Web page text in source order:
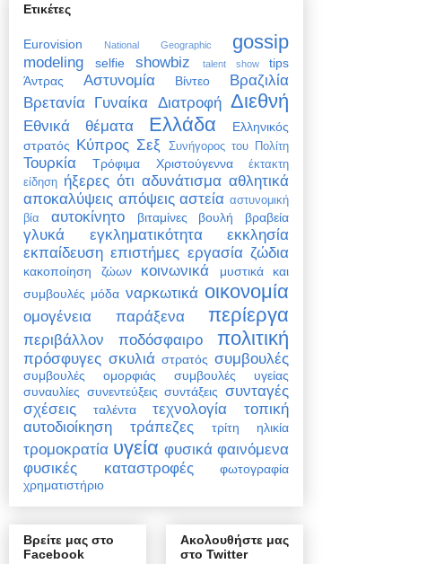
Ετικέτες
Eurovision National Geographic gossip
modeling selfie showbiz talent show
tips
Άντρας
Αστυνομία Βίντεο
Βραζιλία
Βρετανία Γυναίκα Διατροφή Διεθνή
Εθνικά θέματα Ελλάδα
Ελληνικός
στρατός Κύπρος Σεξ Συνήγορος του Πολίτη
Τουρκία Τρόφιμα Χριστούγεννα
έκτακτη
είδηση ήξερες ότι αδυνάτισμα αθλητικά
αποκαλύψεις απόψεις αστεία αστυνομική
βία
αυτοκίνητο βιταμίνες βουλή βραβεία
γλυκά εγκληματικότητα
εκκλησία
εκπαίδευση επιστήμες εργασία ζώδια
κακοποίηση ζώων κοινωνικά
μυστικά και
συμβουλές μόδα ναρκωτικά οικονομία
ομογένεια παράξενα περίεργα
περιβάλλον ποδόσφαιρο πολιτική
πρόσφυγες σκυλιά στρατός συμβουλές
συμβουλές ομορφιάς
συμβουλές υγείας
συναυλίες συνεντεύξεις συντάξεις συνταγές
σχέσεις
ταλέντα τεχνολογία
τοπική
αυτοδιοίκηση
τράπεζες τρίτη ηλικία
τρομοκρατία υγεία φυσικά φαινόμενα
φυσικές καταστροφές
φωτογραφία
χρηματιστήριο
Βρείτε μας στο
Facebook
Ακολουθήστε μας
στο Twitter